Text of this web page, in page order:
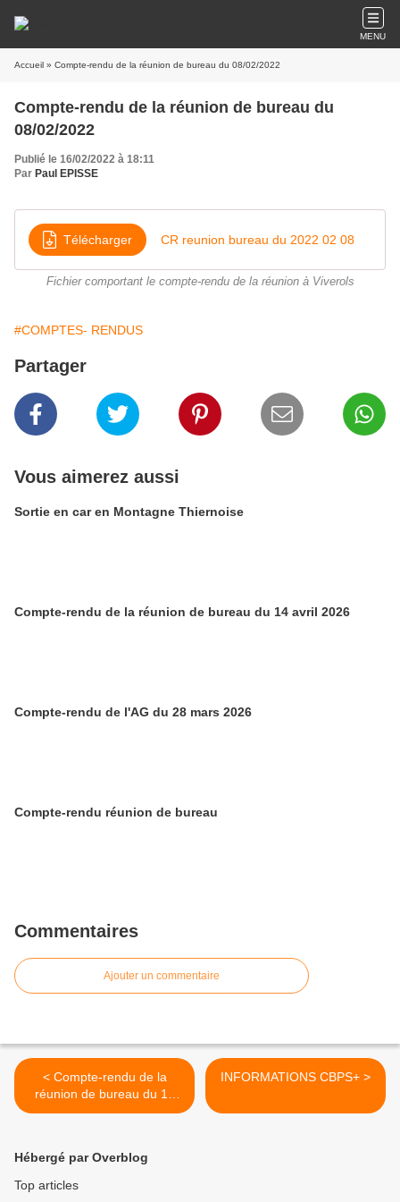
MENU
Accueil » Compte-rendu de la réunion de bureau du 08/02/2022
Compte-rendu de la réunion de bureau du
08/02/2022
Publié le 16/02/2022 à 18:11
Par Paul EPISSE
Télécharger CR reunion bureau du 2022 02 08
Fichier comportant le compte-rendu de la réunion à Viverols
#COMPTES- RENDUS
Partager
Vous aimerez aussi
Sortie en car en Montagne Thiernoise
Compte-rendu de la réunion de bureau du 14 avril 2026
Compte-rendu de l'AG du 28 mars 2026
Compte-rendu réunion de bureau
Commentaires
Ajouter un commentaire
< Compte-rendu de la
réunion de bureau du 16
novembre 2021
INFORMATIONS CBPS+ >
Hébergé par Overblog
Top articles